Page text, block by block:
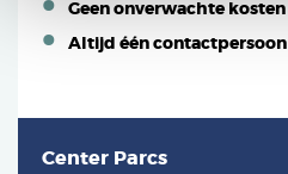
Geen onverwachte kosten
Altijd één contactpersoon
Center Parcs